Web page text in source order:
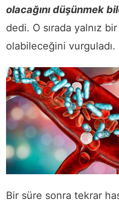
olacağını düşünmek
dedi. O sırada yalnız
olabileceğini vurguladı.
Bir süre sonra tekrar